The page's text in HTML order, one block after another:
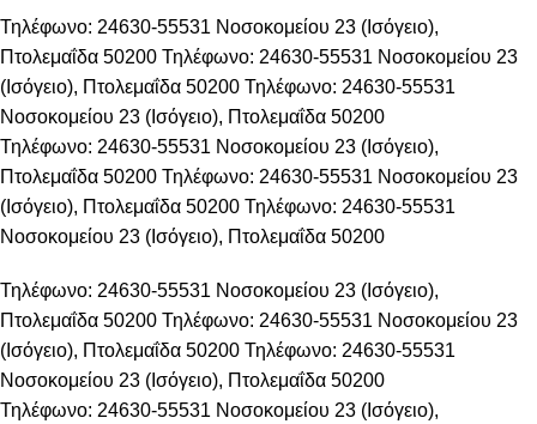
Τηλέφωνο: 24630-55531 Νοσοκομείου 23 (Ισόγειο),
Πτολεμαΐδα 50200 Τηλέφωνο: 24630-55531 Νοσοκομείου 23
(Ισόγειο), Πτολεμαΐδα 50200 Τηλέφωνο: 24630-55531
Νοσοκομείου 23 (Ισόγειο), Πτολεμαΐδα 50200
Τηλέφωνο: 24630-55531 Νοσοκομείου 23 (Ισόγειο),
Πτολεμαΐδα 50200 Τηλέφωνο: 24630-55531 Νοσοκομείου 23
(Ισόγειο), Πτολεμαΐδα 50200 Τηλέφωνο: 24630-55531
Νοσοκομείου 23 (Ισόγειο), Πτολεμαΐδα 50200
Τηλέφωνο: 24630-55531 Νοσοκομείου 23 (Ισόγειο),
Πτολεμαΐδα 50200 Τηλέφωνο: 24630-55531 Νοσοκομείου 23
(Ισόγειο), Πτολεμαΐδα 50200 Τηλέφωνο: 24630-55531
Νοσοκομείου 23 (Ισόγειο), Πτολεμαΐδα 50200
Τηλέφωνο: 24630-55531 Νοσοκομείου 23 (Ισόγειο),